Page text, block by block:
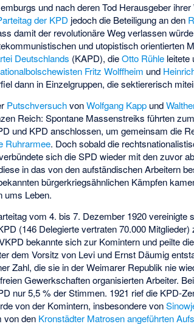
und nach deren Tod Herausgeber
der KPD jedoch die Beteiligung an den
damit der revolutionäre Weg verlassen
und utopistisch orientierten
Deutschlands (KAPD), dieOtto Rühle leitete
Fritz Wolffheim und
dann in Einzelgruppen, die sektiererisch
PutschversuchvonWolfgang Kapp und
Reich: Spontane Massenstreiks führten
und KPD anschlossen, um gemeinsam die
Ruhrarmee. Doch sobald die
sich die SPD wieder mit den zuvor
in das von den aufständischen Arbeitern
bürgerkriegsähnlichen Kämpfen
ums Leben.
vom 4. bis 7. Dezember 1920 vereinigte
(146 Delegierte vertraten 70.000
bekannte sich zur Komintern und peilte die
dem Vorsitz von Levi und Ernst Däumig
Zahl, die sie in der Weimarer Republik nie
Gewerkschaften organisierten Arbeiter.
nur 5,5 % der Stimmen. 1921 rief die KPD-
von der Komintern, insbesondere von
von den Kronstädter Matrosen angeführten